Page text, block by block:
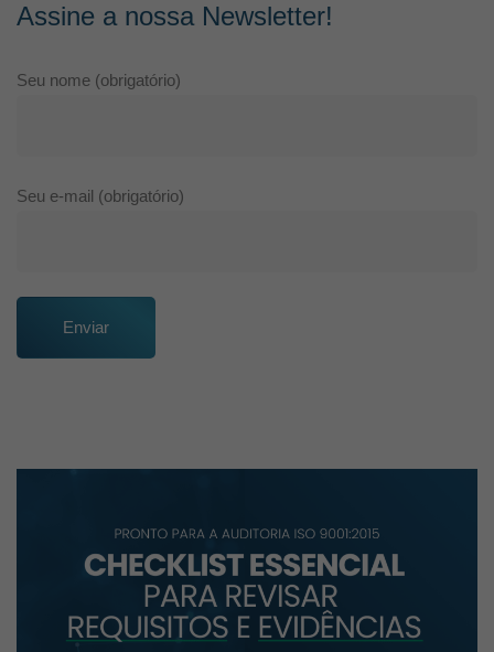
Assine a nossa Newsletter!
Seu nome (obrigatório)
Seu e-mail (obrigatório)